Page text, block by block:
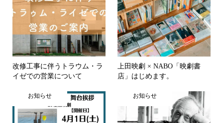
改修工事に伴うトラウム・ラ
イゼでの営業について
上田映劇 × NABO「映劇書
店」はじめます。
お知らせ お知らせ